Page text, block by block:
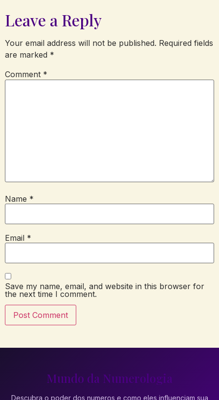
Leave a Reply
Your email address will not be published. Required fields
are marked *
Comment *
Name *
Email *
Save my name, email, and website in this browser for
the next time I comment.
Mundo da Numerologia
Descubra o poder dos numeros e como eles influenciam sua